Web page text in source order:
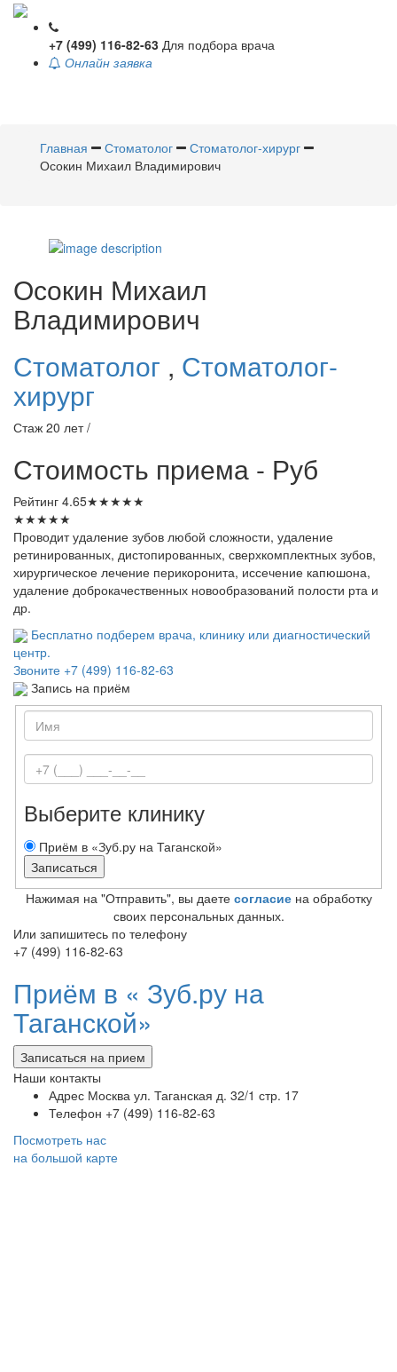
+7 (499) 116-82-63 Для подбора врача
Онлайн заявка
Главная
Стоматолог
Стоматолог-хирург
Осокин Михаил Владимирович
Осокин Михаил
Владимирович
Стоматолог , Стоматолог-
хирург
Стаж 20 лет /
Стоимость приема - Руб
Рейтинг 4.65★★★★★
★★★★★
Проводит удаление зубов любой сложности, удаление
ретинированных, дистопированных, сверхкомплектных зубов,
хирургическое лечение перикоронита, иссечение капюшона,
удаление доброкачественных новообразований полости рта и
др.
Бесплатно подберем врача, клинику или диагностический
центр.
Звоните +7 (499) 116-82-63
Запись на приём
Выберите клинику
Приём в «Зуб.ру на Таганской»
Нажимая на "Отправить", вы даете согласиена обработку
своих персональных данных.
Или запишитесь по телефону
+7 (499) 116-82-63
Приём в « Зуб.ру на
Таганской»
Записаться на прием
Наши контакты
Адрес Москва ул. Таганская д. 32/1 стр. 17
Телефон +7 (499) 116-82-63
Посмотреть нас
на большой карте